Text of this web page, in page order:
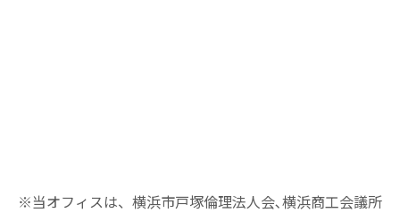
※当オフィスは、横浜市戸塚倫理法人会､横浜商工会議所